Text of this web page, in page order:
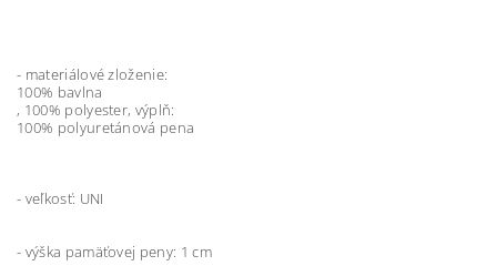
- materiálové zloženie:
100% bavlna
, 100% polyester, výplň:
100% polyuretánová pena
- veľkosť: UNI
- výška pamäťovej peny: 1 cm